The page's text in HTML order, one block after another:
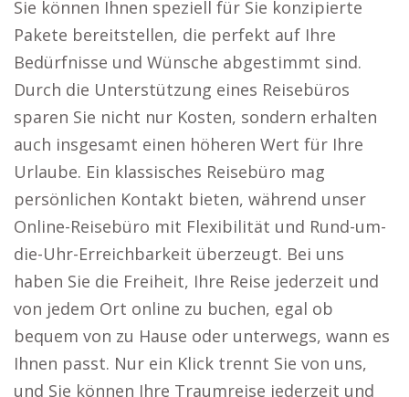
Sie können Ihnen speziell für Sie konzipierte
Pakete bereitstellen, die perfekt auf Ihre
Bedürfnisse und Wünsche abgestimmt sind.
Durch die Unterstützung eines Reisebüros
sparen Sie nicht nur Kosten, sondern erhalten
auch insgesamt einen höheren Wert für Ihre
Urlaube. Ein klassisches Reisebüro mag
persönlichen Kontakt bieten, während unser
Online-Reisebüro mit Flexibilität und Rund-um-
die-Uhr-Erreichbarkeit überzeugt. Bei uns
haben Sie die Freiheit, Ihre Reise jederzeit und
von jedem Ort online zu buchen, egal ob
bequem von zu Hause oder unterwegs, wann es
Ihnen passt. Nur ein Klick trennt Sie von uns,
und Sie können Ihre Traumreise jederzeit und